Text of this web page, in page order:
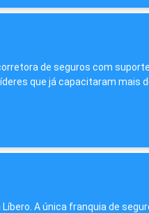
de seguros com suporte
que já capacitaram mais
A única franquia de